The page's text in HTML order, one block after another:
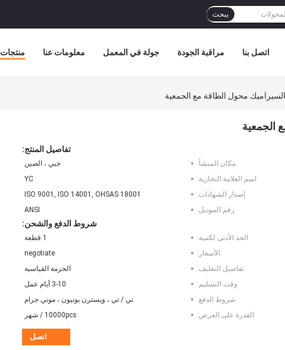
يبحث
منتجات معلومات عنا جولة في المعمل مراقبة الجودة اتصل بنا
تفاصيل المنتج:
مكان المنشأ:
خبي ، الصين
اسم العلامة التجارية:
YC
إصدار الشهادات:
ISO 9001, ISO 14001, OHSAS 18001
رقم الموديل:
ANSI
شروط الدفع والشحن:
الحد الأدنى لكمية:
1 قطعة
الأسعار:
negotiate
تفاصيل التغليف:
الحزمة القياسية
وقت التسليم:
3-10 أيام عمل
شروط الدفع:
تي / تي ، ويسترن يونيون ، موني جرام
القدرة على العرض:
10000pcs / شهر
اتصل